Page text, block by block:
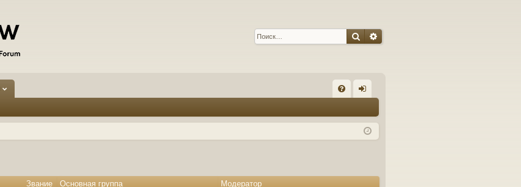
ПоискРасширенный поиск
Q д
Звание Основная группа Модератор